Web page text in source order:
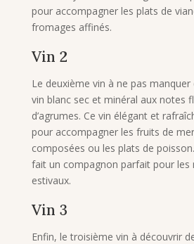
pour accompagner les plats de
fromages affinés.
Vin 2
Le deuxième vin à ne pas
vin blanc sec et minéral aux notes
d’agrumes. Ce vin élégant et
pour accompagner les fruits de
composées ou les plats de
fait un compagnon parfait pour les
estivaux.
Vin 3
Enfin, le troisième vin à découvrir